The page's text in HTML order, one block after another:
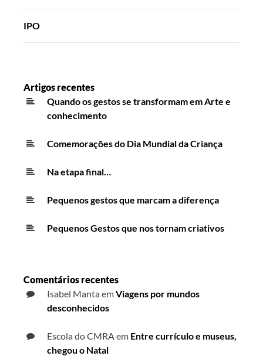
IPO
Artigos recentes
Quando os gestos se transformam em Arte e
conhecimento
Comemorações do Dia Mundial da Criança
Na etapa final…
Pequenos gestos que marcam a diferença
Pequenos Gestos que nos tornam criativos
Comentários recentes
Isabel MantaemViagens por mundos
desconhecidos
Escola do CMRAem Entre currículo e museus,
chegou o Natal